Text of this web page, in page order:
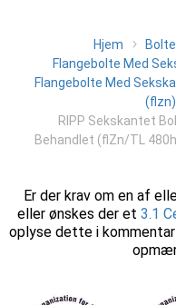
Hjem Bolte
Flangebolte Med
Flangebolte Med
RIPP Sekskantet
Behandlet (flZn/TL
Er der krav om en af
eller ønskes der et 3.1
oplyse dette i